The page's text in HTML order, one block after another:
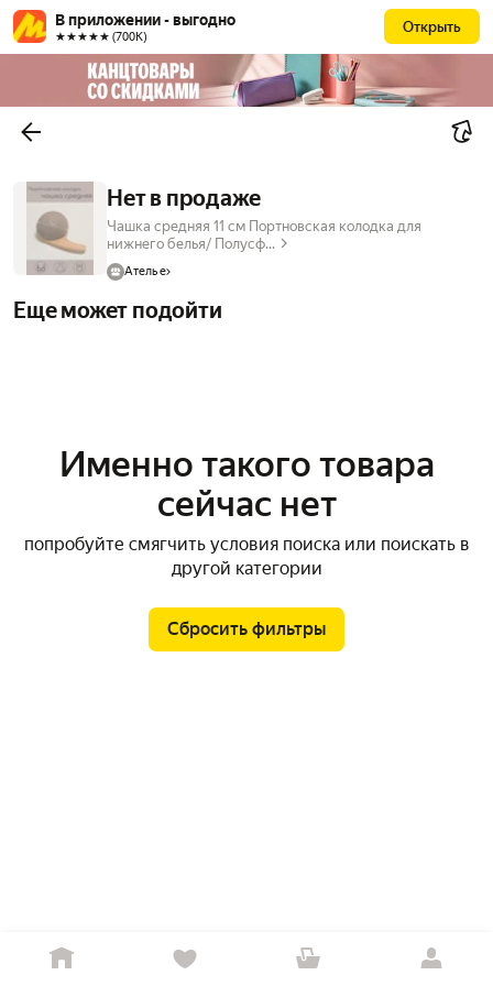
В приложении - выгодно
★★★★★ (700К)
Открыть
Нет в продаже
Чашка средняя 11 см Портновская колодка для
нижнего белья/ Полусф...
Атель е
Еще может подойти
Именно такого товара
сейчас нет
попробуйте смягчить условия поиска или поискать в
другой категории
Сбросить фильтры